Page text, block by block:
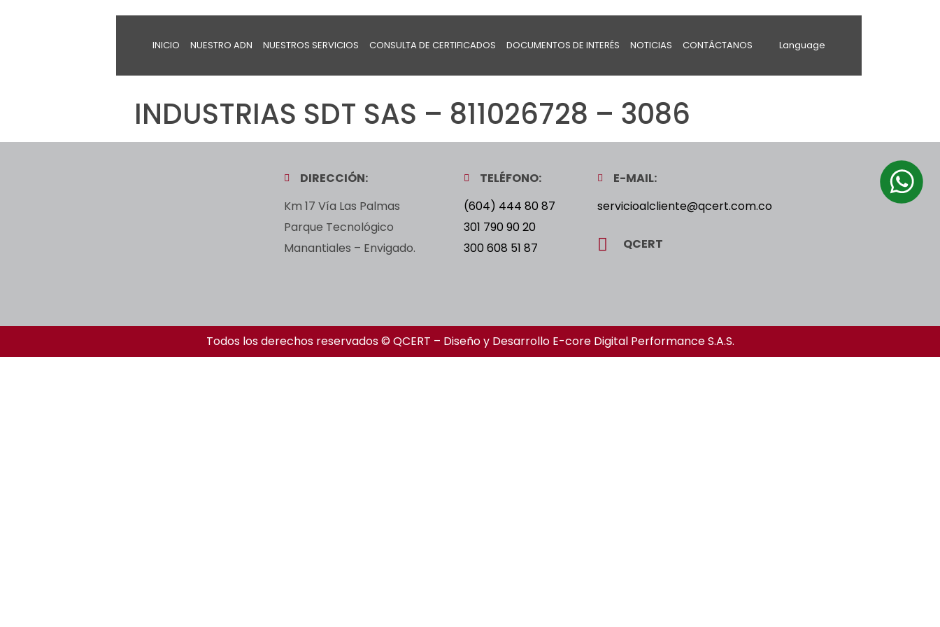
INICIO NUESTRO ADN NUESTROS SERVICIOS CONSULTA DE CERTIFICADOS DOCUMENTOS DE INTERÉS NOTICIAS CONTÁCTANOS Language
INDUSTRIAS SDT SAS – 811026728 – 3086
DIRECCIÓN:
Km 17 Vía Las Palmas
Parque Tecnológico
Manantiales – Envigado.
TELÉFONO:
(604) 444 80 87
301 790 90 20
300 608 51 87
E-MAIL:
servicioalcliente@qcert.com.co
QCERT
Todos los derechos reservados © QCERT – Diseño y Desarrollo E-core Digital Performance S.A.S.